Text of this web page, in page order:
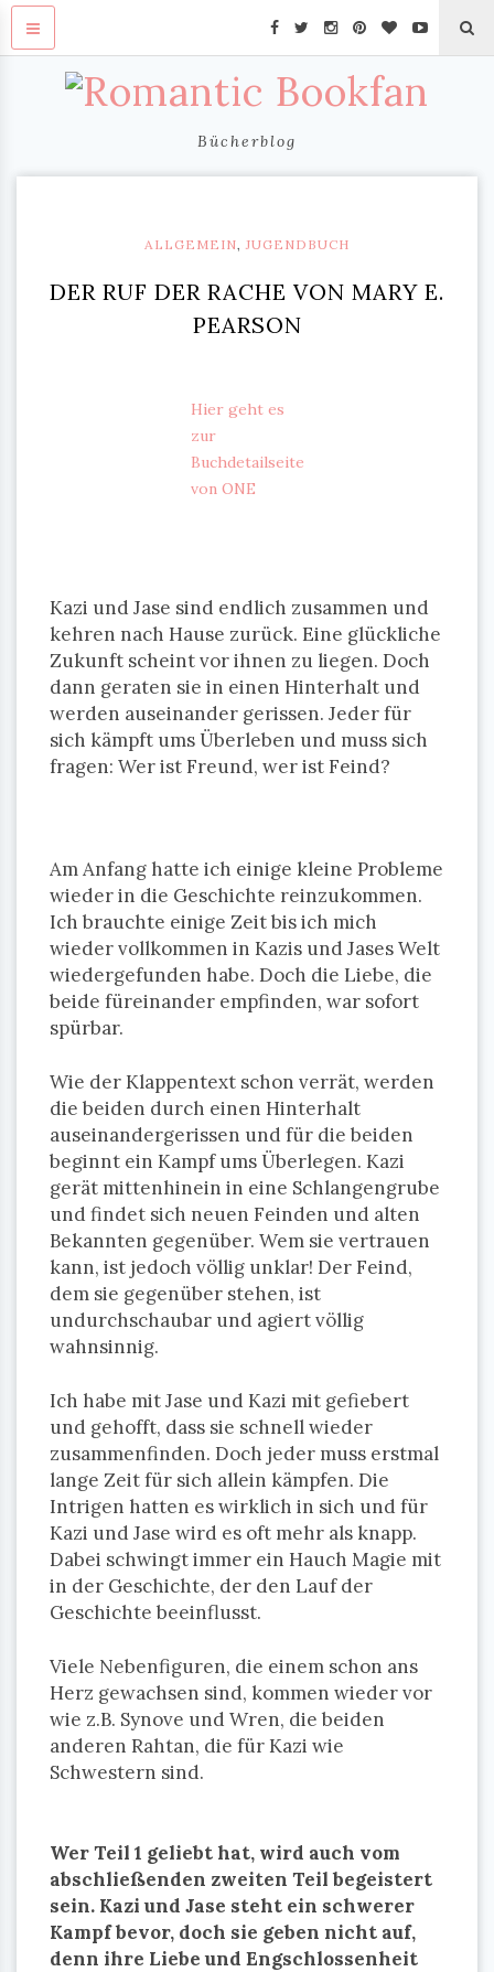
Bücherblog
ALLGEMEIN, JUGENDBUCH
DER RUF DER RACHE VON MARY E.
PEARSON
Hier geht es
zur
Buchdetailseite
von ONE
Kazi und Jase sind endlich zusammen und
kehren nach Hause zurück. Eine glückliche
Zukunft scheint vor ihnen zu liegen. Doch
dann geraten sie in einen Hinterhalt und
werden auseinander gerissen. Jeder für
sich kämpft ums Überleben und muss sich
fragen: Wer ist Freund, wer ist Feind?
Am Anfang hatte ich einige kleine Probleme
wieder in die Geschichte reinzukommen.
Ich brauchte einige Zeit bis ich mich
wieder vollkommen in Kazis und Jases Welt
wiedergefunden habe. Doch die Liebe, die
beide füreinander empfinden, war sofort
spürbar.
Wie der Klappentext schon verrät, werden
die beiden durch einen Hinterhalt
auseinandergerissen und für die beiden
beginnt ein Kampf ums Überlegen. Kazi
gerät mittenhinein in eine Schlangengrube
und findet sich neuen Feinden und alten
Bekannten gegenüber. Wem sie vertrauen
kann, ist jedoch völlig unklar! Der Feind,
dem sie gegenüber stehen, ist
undurchschaubar und agiert völlig
wahnsinnig.
Ich habe mit Jase und Kazi mit gefiebert
und gehofft, dass sie schnell wieder
zusammenfinden. Doch jeder muss erstmal
lange Zeit für sich allein kämpfen. Die
Intrigen hatten es wirklich in sich und für
Kazi und Jase wird es oft mehr als knapp.
Dabei schwingt immer ein Hauch Magie mit
in der Geschichte, der den Lauf der
Geschichte beeinflusst.
Viele Nebenfiguren, die einem schon ans
Herz gewachsen sind, kommen wieder vor
wie z.B. Synove und Wren, die beiden
anderen Rahtan, die für Kazi wie
Schwestern sind.
Wer Teil 1 geliebt hat, wird auch vom
abschließenden zweiten Teil begeistert
sein. Kazi und Jase steht ein schwerer
Kampf bevor, doch sie geben nicht auf,
denn ihre Liebe und Engschlossenheit